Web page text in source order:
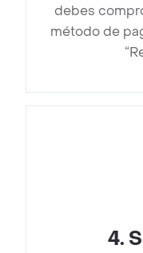
debes
método de
4.